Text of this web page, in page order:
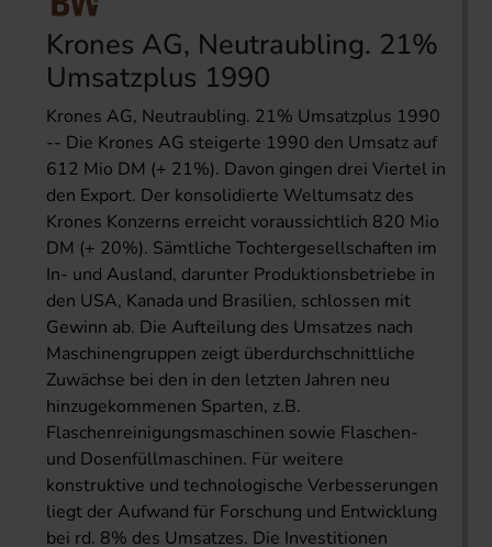
Krones AG, Neutraubling. 21%
Umsatzplus 1990
Krones AG, Neutraubling. 21% Umsatzplus 1990
-- Die Krones AG steigerte 1990 den Umsatz auf
612 Mio DM (+ 21%). Davon gingen drei Viertel in
den Export. Der konsolidierte Weltumsatz des
Krones Konzerns erreicht voraussichtlich 820 Mio
DM (+ 20%). Sämtliche Tochtergesellschaften im
In- und Ausland, darunter Produktionsbetriebe in
den USA, Kanada und Brasilien, schlossen mit
Gewinn ab. Die Aufteilung des Umsatzes nach
Maschinengruppen zeigt überdurchschnittliche
Zuwächse bei den in den letzten Jahren neu
hinzugekommenen Sparten, z.B.
Flaschenreinigungsmaschinen sowie Flaschen-
und Dosenfüllmaschinen. Für weitere
konstruktive und technologische Verbesserungen
liegt der Aufwand für Forschung und Entwicklung
bei rd. 8% des Umsatzes. Die Investitionen